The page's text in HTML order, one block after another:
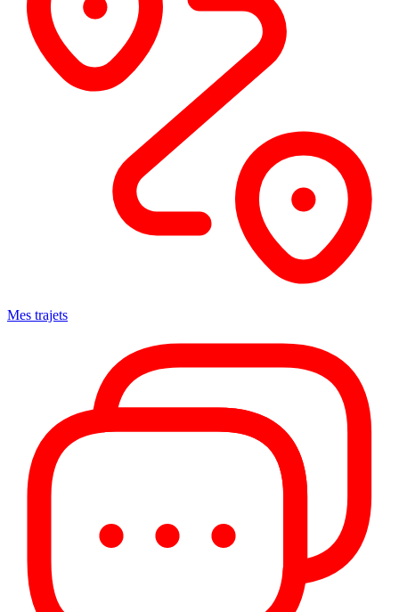
Mes trajets